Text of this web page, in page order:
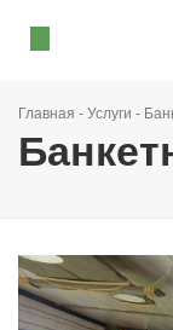
Главная - Услуги -